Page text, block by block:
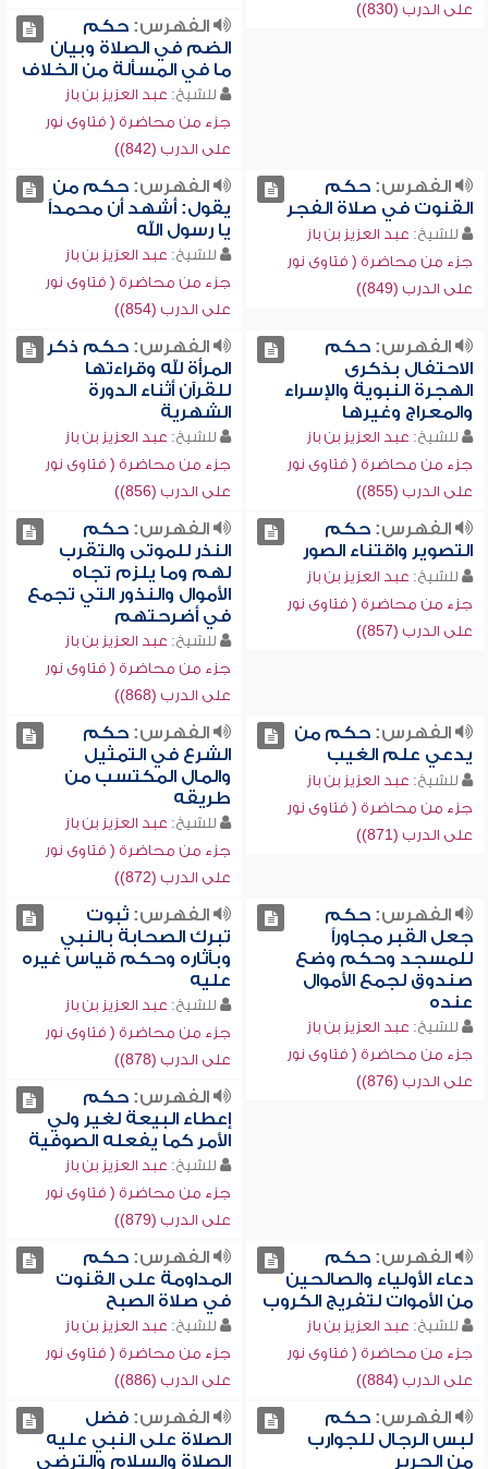
على الدرب (830))
الفهرس:حكم
الضم في الصلاة وبيان
ما في المسألة من الخلاف
للشيخ: عبد العزيز بن باز
جزء من محاضرة ( فتاوى نور
على الدرب (842))
الفهرس:حكم
القنوت في صلاة الفجر
للشيخ: عبد العزيز بن باز
جزء من محاضرة ( فتاوى نور
على الدرب (849))
الفهرس:حكم من
يقول: أشهد أن محمداً
يا رسول الله
للشيخ: عبد العزيز بن باز
جزء من محاضرة ( فتاوى نور
على الدرب (854))
الفهرس:حكم
الاحتفال بذكرى
الهجرة النبوية والإسراء
والمعراج وغيرها
للشيخ: عبد العزيز بن باز
جزء من محاضرة ( فتاوى نور
على الدرب (855))
الفهرس:حكم ذكر
المرأة لله وقراءتها
للقرآن أثناء الدورة
الشهرية
للشيخ: عبد العزيز بن باز
جزء من محاضرة ( فتاوى نور
على الدرب (856))
الفهرس:حكم
التصوير واقتناء الصور
للشيخ: عبد العزيز بن باز
جزء من محاضرة ( فتاوى نور
على الدرب (857))
الفهرس:حكم
النذر للموتى والتقرب
لهم وما يلزم تجاه
الأموال والنذور التي تجمع
في أضرحتهم
للشيخ: عبد العزيز بن باز
جزء من محاضرة ( فتاوى نور
على الدرب (868))
الفهرس:حكم من
يدعي علم الغيب
للشيخ: عبد العزيز بن باز
جزء من محاضرة ( فتاوى نور
على الدرب (871))
الفهرس:حكم
الشرع في التمثيل
والمال المكتسب من
طريقه
للشيخ: عبد العزيز بن باز
جزء من محاضرة ( فتاوى نور
على الدرب (872))
الفهرس:حكم
جعل القبر مجاوراً
للمسجد وحكم وضع
صندوق لجمع الأموال
عنده
للشيخ: عبد العزيز بن باز
جزء من محاضرة ( فتاوى نور
على الدرب (876))
الفهرس:ثبوت
تبرك الصحابة بالنبي
وبآثاره وحكم قياس غيره
عليه
للشيخ: عبد العزيز بن باز
جزء من محاضرة ( فتاوى نور
على الدرب (878))
الفهرس:حكم
إعطاء البيعة لغير ولي
الأمر كما يفعله الصوفية
للشيخ: عبد العزيز بن باز
جزء من محاضرة ( فتاوى نور
على الدرب (879))
الفهرس:حكم
دعاء الأولياء والصالحين
من الأموات لتفريج الكروب
للشيخ: عبد العزيز بن باز
جزء من محاضرة ( فتاوى نور
على الدرب (884))
الفهرس:حكم
المداومة على القنوت
في صلاة الصبح
للشيخ: عبد العزيز بن باز
جزء من محاضرة ( فتاوى نور
على الدرب (886))
الفهرس:حكم
لبس الرجال للجوارب
من الحرير
الفهرس:فضل
الصلاة على النبي عليه
الصلاة والسلام والترضي